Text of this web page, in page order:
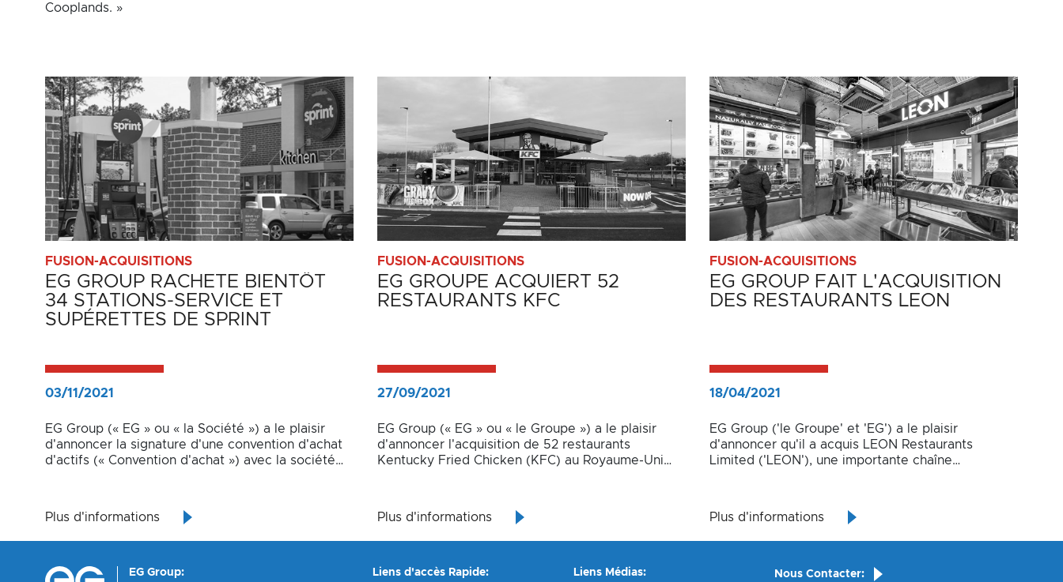
Cooplands. »
FUSION-ACQUISITIONS
EG GROUP RACHETE BIENTÔT
34 STATIONS-SERVICE ET
SUPÉRETTES DE SPRINT
03/11/2021
EG Group (« EG » ou « la Société ») a le plaisir
d'annoncer la signature d'une convention d'achat
d'actifs (« Convention d'achat ») avec la société
Plus d'informations
FUSION-ACQUISITIONS
EG GROUPE ACQUIERT 52
RESTAURANTS KFC
27/09/2021
EG Group (« EG » ou « le Groupe ») a le plaisir
d'annoncer l'acquisition de 52 restaurants
Kentucky Fried Chicken (KFC) au Royaume-Uni
comprend plus de 1 600 membres d'équipe et un
mélange de formats de restauration en drive et
traditionnels de grande qualité.
Plus d'informations
FUSION-ACQUISITIONS
EG GROUP FAIT L'ACQUISITION
DES RESTAURANTS LEON
18/04/2021
EG Group ('le Groupe' et 'EG') a le plaisir
d'annoncer qu'il a acquis LEON Restaurants
Limited ('LEON'), une importante chaîne
Plus d'informations
EG Group: Liens d'accès Rapide: Liens Médias: Nous Contacter: